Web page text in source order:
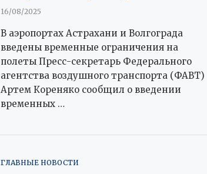
16/08/2025
В аэропортах Астрахани и Волгограда
введены временные ограничения на
полеты Пресс-секретарь Федерального
агентства воздушного транспорта (ФАВТ)
Артем Кореняко сообщил о введении
временных …
ГЛАВНЫЕ НОВОСТИ